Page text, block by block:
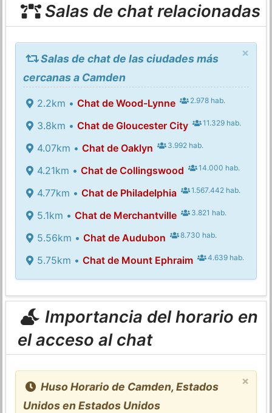
Salas de chat relacionadas
×
Salas de chat de las ciudades más
cercanas a Camden
2.2km • Chat de Wood-Lynne 2.978 hab.
3.8km • Chat de Gloucester City 11.329 hab.
4.07km • Chat de Oaklyn 3.992 hab.
4.21km • Chat de Collingswood 14.000 hab.
4.77km • Chat de Philadelphia 1.567.442 hab.
5.1km • Chat de Merchantville 3.821 hab.
5.56km • Chat de Audubon 8.730 hab.
5.75km • Chat de Mount Ephraim 4.639 hab.
Importancia del horario en
el acceso al chat
×
Huso Horario de Camden, Estados
Unidos en Estados Unidos